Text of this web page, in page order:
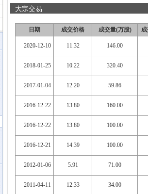
大宗交易
日期 成交价格 成交量(万股)
2020-12-10 11.32 146.00
2018-01-25 10.22 320.40
2017-01-04 12.20 59.86
2016-12-22 13.80 160.00
2016-12-22 13.80 100.00
2016-12-21 14.39 100.00
2012-01-06 5.91 71.00
2011-04-11 12.33 34.00